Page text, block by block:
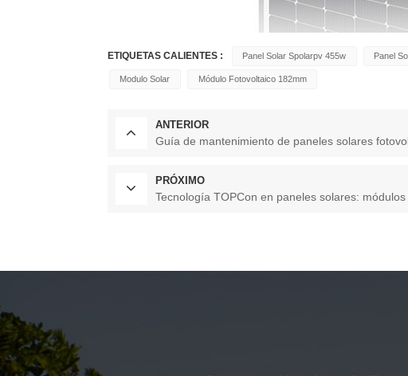
ETIQUETAS CALIENTES : Panel Solar Spolarpv 455w Panel
Modulo Solar Módulo Fotovoltaico 182mm
ANTERIOR
Guía de mantenimiento de paneles solares
PRÓXIMO
Tecnología TOPCon en paneles solares: